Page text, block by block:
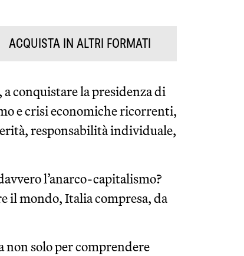
ACQUISTA IN ALTRI FORMATI
conquistare la presidenza di
e crisi economiche ricorrenti,
responsabilità individuale,
l’anarco-capitalismo?
il mondo, Italia compresa, da
non solo per comprendere